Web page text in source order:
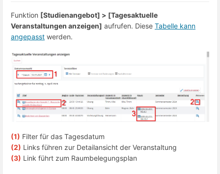
Funktion [Studienangebot] > [Tagesaktuelle
Veranstaltungen anzeigen] aufrufen. Diese Tabelle kann
angepasst werden.
(1) Filter für das Tagesdatum
(2) Links führen zur Detailansicht der Veranstaltung
(3) Link führt zum Raumbelegungsplan